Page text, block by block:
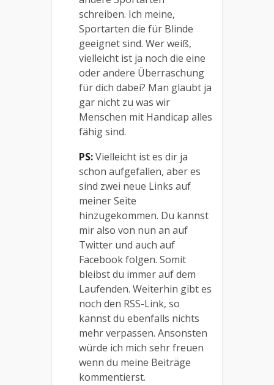
schreiben. Ich meine,
Sportarten die für Blinde
geeignet sind. Wer weiß,
vielleicht ist ja noch die eine
oder andere Überraschung
für dich dabei? Man glaubt ja
gar nicht zu was wir
Menschen mit Handicap alles
fähig sind.
PS:Vielleicht ist es dir ja
schon aufgefallen, aber es
sind zwei neue Links auf
meiner Seite
hinzugekommen. Du kannst
mir also von nun an auf
Twitter und auch auf
Facebook folgen. Somit
bleibst du immer auf dem
Laufenden. Weiterhin gibt es
noch den RSS-Link, so
kannst du ebenfalls nichts
mehr verpassen. Ansonsten
würde ich mich sehr freuen
wenn du meine Beiträge
kommentierst.